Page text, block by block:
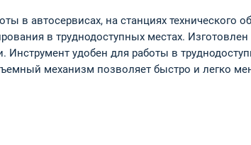
в автосервисах, на станциях
в труднодоступных местах.
удобен для работы в
механизм позволяет быстро и легко